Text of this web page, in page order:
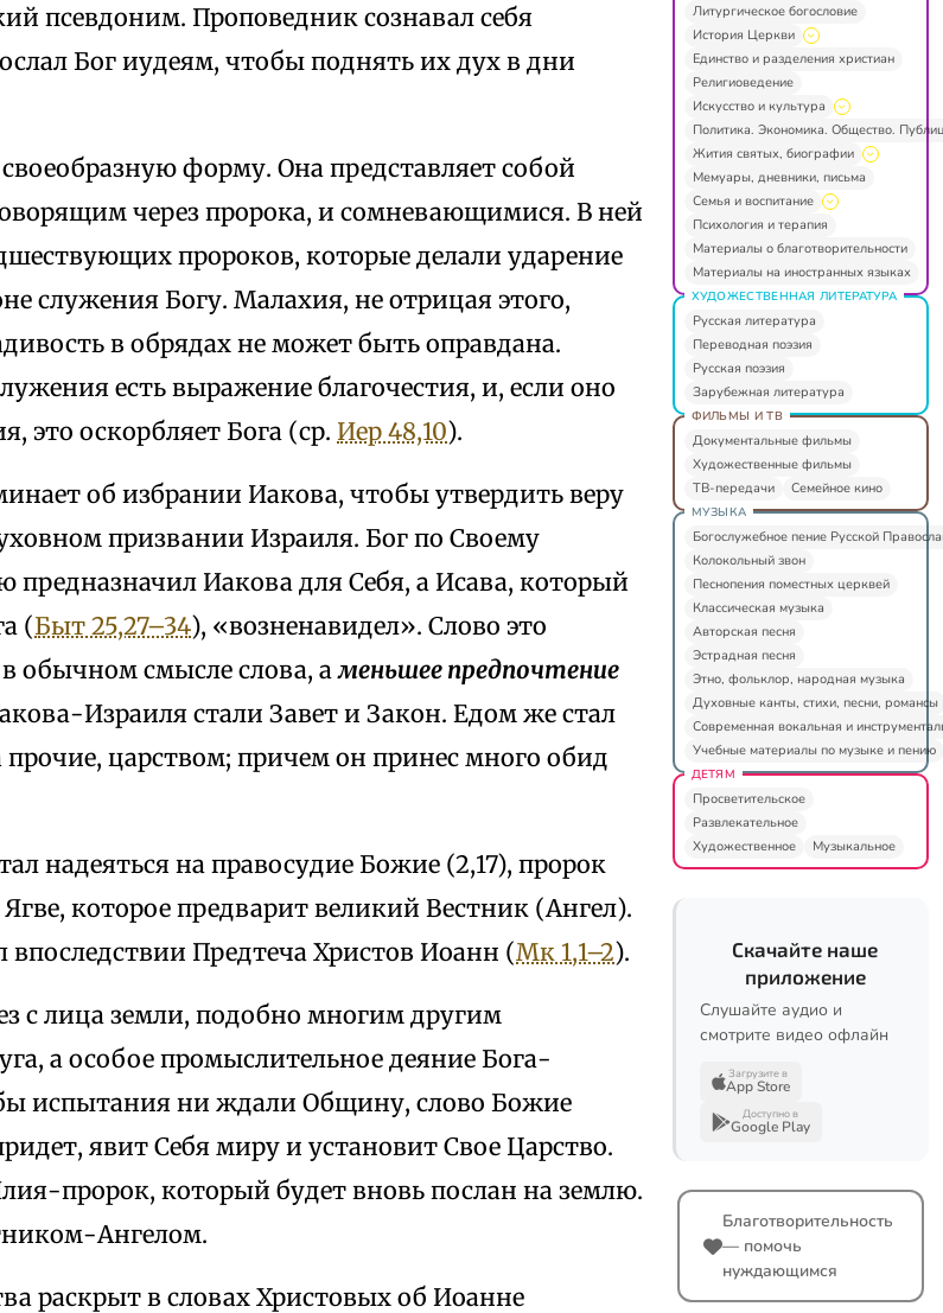
псевдоним. Проповедник сознавал себя
Бог иудеям, чтобы поднять их дух в дни
форму. Она представляет собой
через пророка, и сомневающимися. В ней
пророков, которые делали ударение
служения Богу. Малахия, не отрицая этого,
в обрядах не может быть оправдана.
есть выражение благочестия, и, если оно
это оскорбляет Бога (ср. Иер 48,10).
об избрании Иакова, чтобы утвердить веру
призвании Израиля. Бог по Своему
Иакова для Себя, а Исава, который
(Быт 25,27–34), «возненавидел». Слово это
в обычном смысле слова, аменьшее предпочтение
Израиля стали Завет и Закон. Едом же стал
царством; причем он принес много обид
надеяться на правосудие Божие (2,17), пророк
которое предварит великий Вестник (Ангел).
Предтеча Христов Иоанн (Мк 1,1–2).
с лица земли, подобно многим другим
а особое промыслительное деяние Бога-
бы испытания ни ждали Общину, слово Божие
явит Себя миру и установит Свое Царство.
пророк, который будет вновь послан на землю.
Ангелом.
раскрыт в словах Христовых об Иоанне
Литургическое богословие
История Церкви
Единство и разделения христиан
Религиоведение
Искусство и культура
Политика. Экономика. Общество.
Жития святых, биографии
Мемуары, дневники, письма
Семья и воспитание
Психология и терапия
Материалы о благотворительности
Материалы на иностранных языках
ХУДОЖЕСТВЕННАЯ ЛИТЕРАТУРА
Русская литература
Переводная поэзия
Русская поэзия
Зарубежная литература
ФИЛЬМЫ И ТВ
Документальные фильмы
Художественные фильмы
ТВ-передачи
Семейное кино
МУЗЫКА
Богослужебное пение Русской
Колокольный звон
Песнопения поместных церквей
Классическая музыка
Авторская песня
Эстрадная песня
Этно, фольклор, народная музыка
Духовные канты, стихи, песни, романсы
Современная вокальная и
Учебные материалы по музыке и пению
ДЕТЯМ
Просветительское
Развлекательное
Художественное
Музыкальное
Скачайте наше
приложение
Слушайте аудио и
смотрите видео офлайн
Загрузите в
App Store
Доступно в
Google Play
Благотворительность
— помочь
нуждающимся